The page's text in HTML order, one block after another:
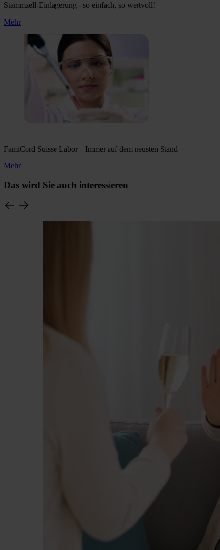
Stammzell-Einlagerung - so einfach, so wertvoll!
Mehr
FamiCord Suisse Labor – Immer auf dem neusten Stand
Mehr
Das wird Sie auch interessieren